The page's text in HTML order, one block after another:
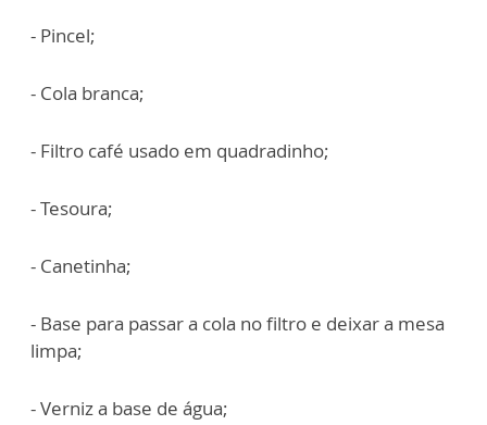
- Pincel;
- Cola branca;
- Filtro café usado em quadradinho;
- Tesoura;
- Canetinha;
- Base para passar a cola no filtro e deixar a mesa
limpa;
- Verniz a base de água;